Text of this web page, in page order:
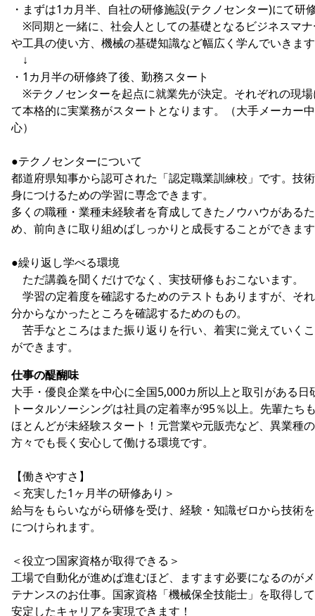
・まずは1カ月半、自社の研修施設(テクノセンター)にて研
※同期と一緒に、社会人としての基礎となるビジネスマ
や工具の使い方、機械の基礎知識など幅広く学んでいきま
↓
・1カ月半の研修終了後、勤務スタート
※テクノセンターを起点に就業先が決定。それぞれの現
て本格的に実業務がスタートとなります。（大手メーカー中
心）
●テクノセンターについて
都道府県知事から認可された「認定職業訓練校」です。技
身につけるための学習に専念できます。
多くの職種・業種未経験者を育成してきたノウハウがあるた
め、前向きに取り組めばしっかりと成長することができま
●繰り返し学べる環境
ただ講義を聞くだけでなく、実技研修もおこないます。
学習の定着度を確認するためのテストもありますが、そ
分からなかったところを確認するためのもの。
苦手なところはまた振り返りを行い、着実に覚えていく
ができます。
仕事の醍醐味
大手・優良企業を中心に全国5,000カ所以上と取引がある日
トータルソーシングは社員の定着率が95％以上。先輩たち
ほとんどが未経験スタート！元営業や元販売など、異業種の
方々でも長く安心して働ける環境です。
【働きやすさ】
＜充実した1ヶ月半の研修あり＞
給与をもらいながら研修を受け、経験・知識ゼロから技術
につけられます。
＜役立つ国家資格が取得できる＞
工場で自動化が進めば進むほど、ますます必要になるのが
テナンスのお仕事。国家資格「機械保全技能士」を取得し
安定したキャリアを実現できます！